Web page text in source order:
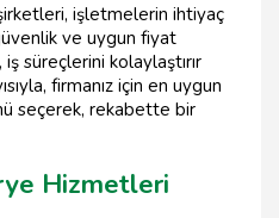
işletmelerin ihtiyaç
ve uygun fiyat
süreçlerini kolaylaştırır
firmanız için en uygun
seçerek, rekabette bir
Hizmetleri